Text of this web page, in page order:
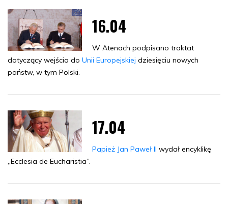
16.04
W Atenach podpisano traktat
dotyczący wejścia do Unii Europejskiej dziesięciu nowych
państw, w tym Polski.
17.04
Papież Jan Paweł II wydał encyklikę
„Ecclesia de Eucharistia”.